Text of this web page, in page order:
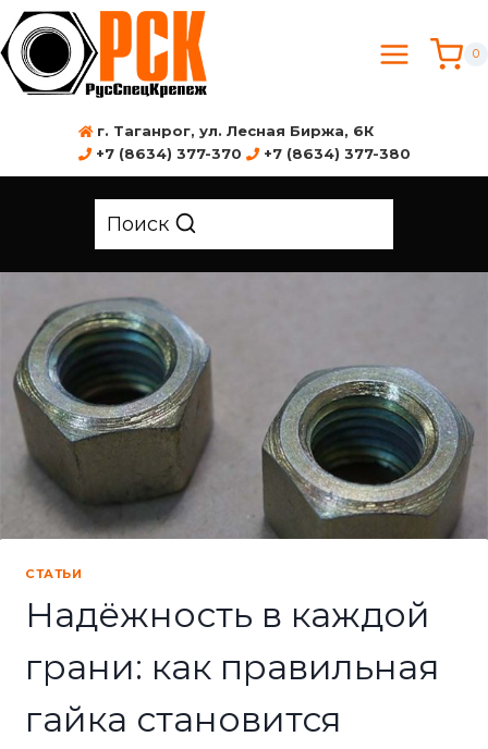
0
г. Таганрог, ул. Лесная Биржа, 6К
+7 (8634) 377-370
+7 (8634) 377-380
Поиск
СТАТЬИ
Надёжность в каждой
грани: как правильная
гайка становится